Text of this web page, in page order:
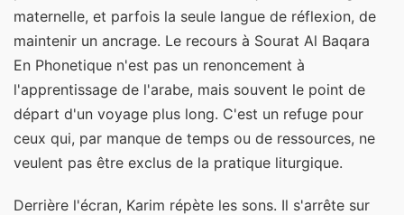
maternelle, et parfois la seule langue de réflexion, de
maintenir un ancrage. Le recours à Sourat Al Baqara
En Phonetique n'est pas un renoncement à
l'apprentissage de l'arabe, mais souvent le point de
départ d'un voyage plus long. C'est un refuge pour
ceux qui, par manque de temps ou de ressources, ne
veulent pas être exclus de la pratique liturgique.
Derrière l'écran, Karim répète les sons. Il s'arrête sur